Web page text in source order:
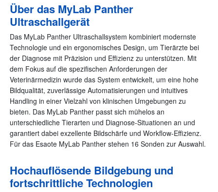
Über das MyLab Panther
Ultraschallgerät
Das MyLab Panther Ultraschallsystem kombiniert modernste
Technologie und ein ergonomisches Design, um Tierärzte bei
der Diagnose mit Präzision und Effizienz zu unterstützen. Mit
dem Fokus auf die spezifischen Anforderungen der
Veterinärmedizin wurde das System entwickelt, um eine hohe
Bildqualität, zuverlässige Automatisierungen und intuitives
Handling in einer Vielzahl von klinischen Umgebungen zu
bieten. Das MyLab Panther passt sich mühelos an
unterschiedliche Tierarten und Diagnose-Situationen an und
garantiert dabei exzellente Bildschärfe und Workflow-Effizienz.
Für das Esaote MyLab Panther stehen 16 Sonden zur Auswahl.
Hochauflösende Bildgebung und
fortschrittliche Technologien